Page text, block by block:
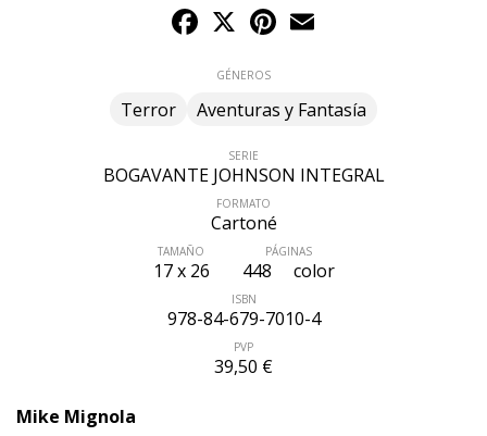
Facebook
X Pinterest
GÉNEROS
Terror Aventuras y Fantasía
SERIE
BOGAVANTE JOHNSON INTEGRAL
FORMATO
Cartoné
TAMAÑO
17 x 26
PÁGINAS
448 color
ISBN
978-84-679-7010-4
PVP
39,50 €
Mike Mignola